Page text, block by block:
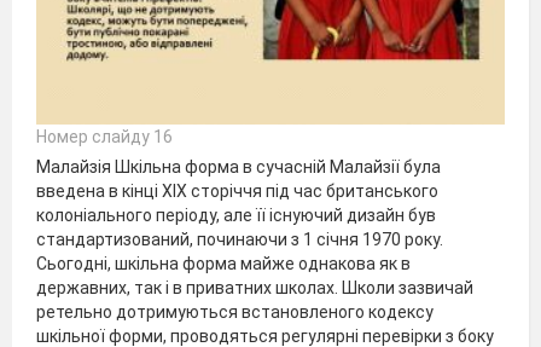
Номер слайду 16
Малайзія Шкільна форма в сучасній Малайзії була
введена в кінці XIX сторіччя під час британського
колоніального періоду, але її існуючий дизайн був
стандартизований, починаючи з 1 січня 1970 року.
Сьогодні, шкільна форма майже однакова як в
державних, так і в приватних школах. Школи зазвичай
ретельно дотримуються встановленого кодексу
шкільної форми, проводяться регулярні перевірки з боку